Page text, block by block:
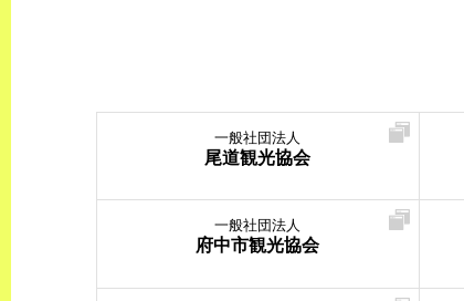
一般社団法人
尾道観光協会
一般社団法人
府中市観光協会